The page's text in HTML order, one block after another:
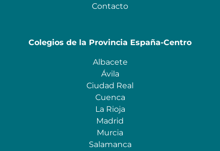
Contacto
Colegios de la Provincia España-Centro
Albacete
Ávila
Ciudad Real
Cuenca
La Rioja
Madrid
Murcia
Salamanca